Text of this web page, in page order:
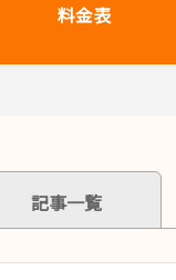
料金表
記事一覧